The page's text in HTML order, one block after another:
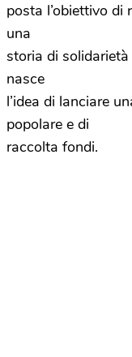
posta l’obiettivo di
una
storia di
nasce
l’idea di lanciare
popolare e di
raccolta fondi.